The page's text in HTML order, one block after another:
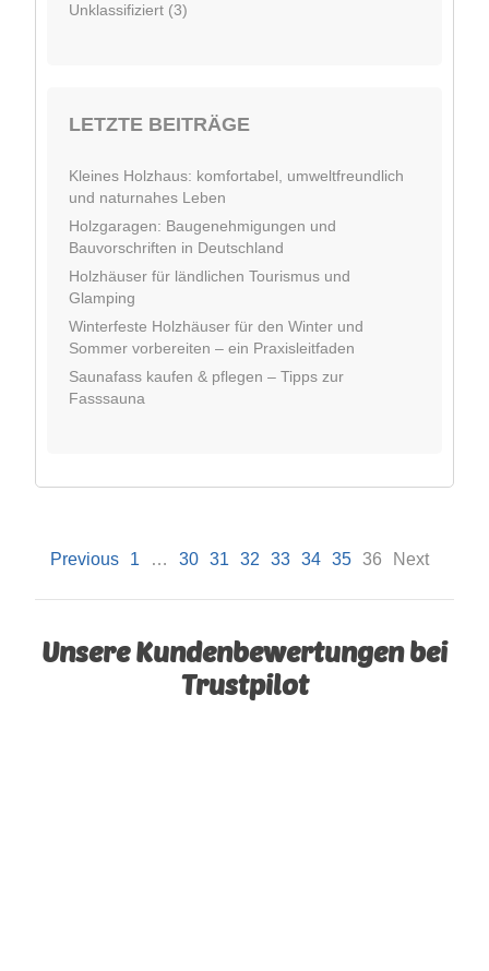
Unklassifiziert (3)
LETZTE BEITRÄGE
Kleines Holzhaus: komfortabel, umweltfreundlich
und naturnahes Leben
Holzgaragen: Baugenehmigungen und
Bauvorschriften in Deutschland
Holzhäuser für ländlichen Tourismus und
Glamping
Winterfeste Holzhäuser für den Winter und
Sommer vorbereiten – ein Praxisleitfaden
Saunafass kaufen & pflegen – Tipps zur
Fasssauna
Previous 1 … 30 31 32 33 34 35 36 Next
Unsere Kundenbewertungen bei
Trustpilot